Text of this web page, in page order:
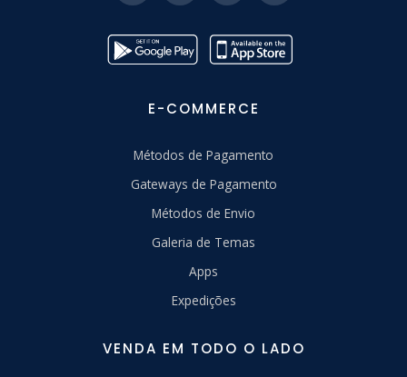
E-COMMERCE
Métodos de Pagamento
Gateways de Pagamento
Métodos de Envio
Galeria de Temas
Apps
Expedições
VENDA EM TODO O LADO